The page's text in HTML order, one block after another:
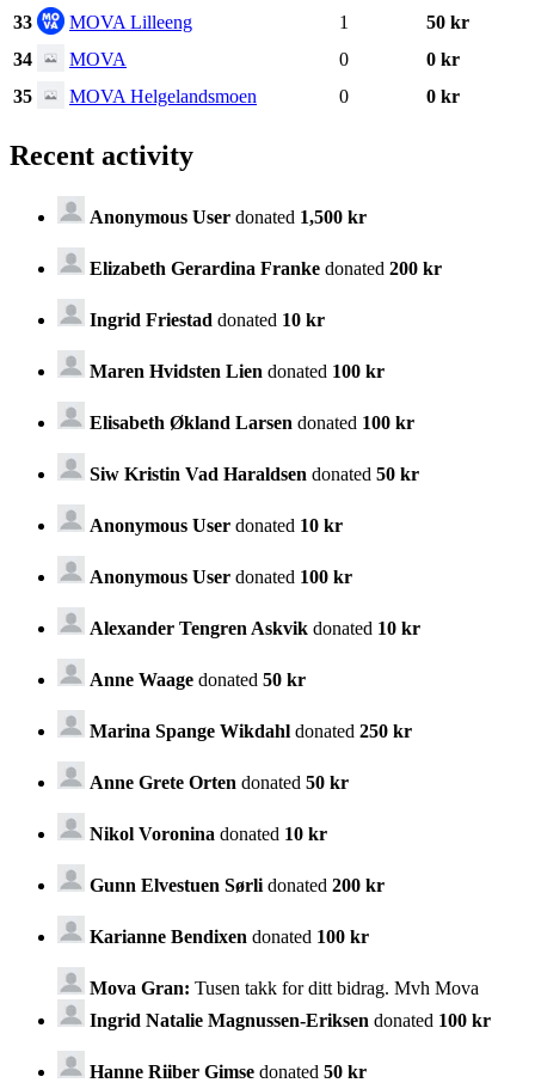
33 MOVA Lilleeng 1
50 kr
34
MOVA 0
0 kr
35
MOVA Helgelandsmoen 0 0 kr
Recent activity
Anonymous User donated 1,500 kr
Elizabeth Gerardina Franke donated 200 kr
Ingrid Friestad donated 10 kr
Maren Hvidsten Lien donated 100 kr
Elisabeth Økland Larsen donated 100 kr
Siw Kristin Vad Haraldsen donated 50 kr
Anonymous User donated 10 kr
Anonymous User donated 100 kr
Alexander Tengren Askvik donated 10 kr
Anne Waage donated 50 kr
Marina Spange Wikdahl donated 250 kr
Anne Grete Orten donated 50 kr
Nikol Voronina donated 10 kr
Gunn Elvestuen Sørli donated 200 kr
Karianne Bendixen donated 100 kr
Mova Gran: Tusen takk for ditt bidrag. Mvh Mova
Ingrid Natalie Magnussen-Eriksen donated 100 kr
Hanne Riiber Gimse donated 50 kr